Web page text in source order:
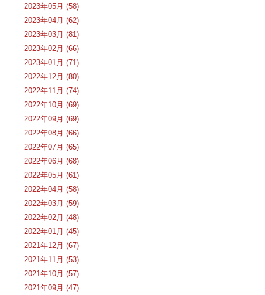
2023年05月 (58)
2023年04月 (62)
2023年03月 (81)
2023年02月 (66)
2023年01月 (71)
2022年12月 (80)
2022年11月 (74)
2022年10月 (69)
2022年09月 (69)
2022年08月 (66)
2022年07月 (65)
2022年06月 (68)
2022年05月 (61)
2022年04月 (58)
2022年03月 (59)
2022年02月 (48)
2022年01月 (45)
2021年12月 (67)
2021年11月 (53)
2021年10月 (57)
2021年09月 (47)